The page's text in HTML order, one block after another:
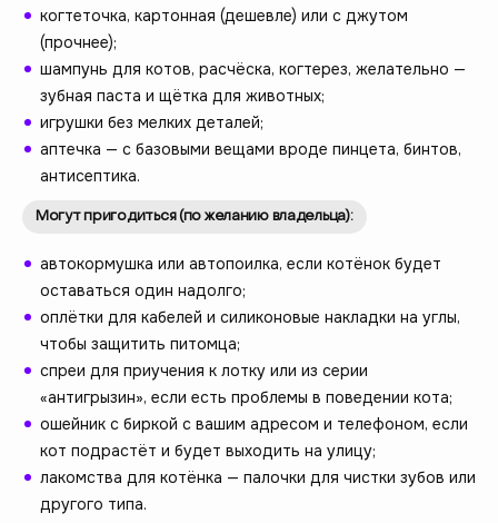
когтеточка, картонная (дешевле) или с джутом
(прочнее);
шампунь для котов, расчёска, когтерез, желательно —
зубная паста и щётка для животных;
игрушки без мелких деталей;
аптечка — с базовыми вещами вроде пинцета, бинтов,
антисептика.
Могут пригодиться (по желанию владельца):
автокормушка или автопоилка, если котёнок будет
оставаться один надолго;
оплётки для кабелей и силиконовые накладки на углы,
чтобы защитить питомца;
спреи для приучения к лотку или из серии
«антигрызин», если есть проблемы в поведении кота;
ошейник с биркой с вашим адресом и телефоном, если
кот подрастёт и будет выходить на улицу;
лакомства для котёнка — палочки для чистки зубов или
другого типа.